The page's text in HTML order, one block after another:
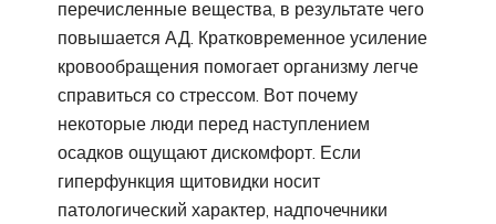
перечисленные вещества, в результате чего
повышается АД. Кратковременное усиление
кровообращения помогает организму легче
справиться со стрессом. Вот почему
некоторые люди перед наступлением
осадков ощущают дискомфорт. Если
гиперфункция щитовидки носит
патологический характер, надпочечники